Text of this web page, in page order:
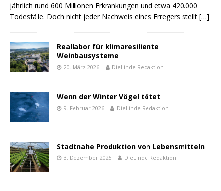
jährlich rund 600 Millionen Erkrankungen und etwa 420.000
Todesfälle. Doch nicht jeder Nachweis eines Erregers stellt […]
Reallabor für klimaresiliente
Weinbausysteme
20. März 2026 DieLinde Redaktion
Wenn der Winter Vögel tötet
9. Februar 2026 DieLinde Redaktion
Stadtnahe Produktion von Lebensmitteln
3. Dezember 2025 DieLinde Redaktion